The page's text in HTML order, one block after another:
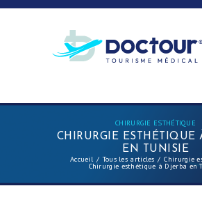
CHIRURGIE ESTHÉTIQUE
CHIRURGIE ESTHÉTIQUE
EN TUNISIE
Accueil Tous les articles Chirurgie
Chirurgie esthétique à Djerba en